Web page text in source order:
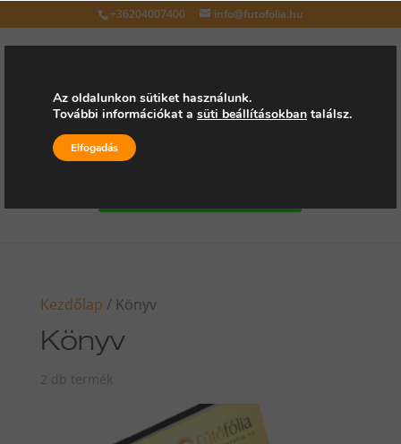
+36204007400 info@futofolia.hu
Válasszon oldalt
Kezdőlap / Könyv
Könyv
2 db termék
Az oldalunkon sütiket használunk.
További információkat a süti beállításokban találsz.
Elfogadás